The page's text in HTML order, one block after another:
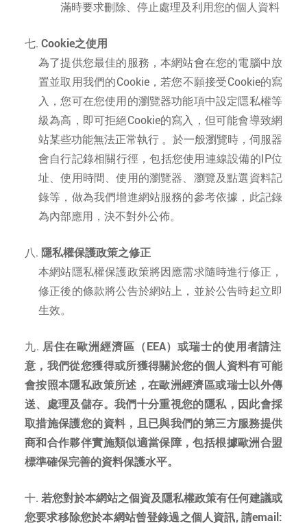
滿時要求刪除、停止處理及利用您的個人資料
Cookie之使用
為了提供您最佳的服務，本網站會在您的電腦中放
置並取用我們的Cookie，若您不願接受Cookie的寫
入，您可在您使用的瀏覽器功能項中設定隱私權等
級為高，即可拒絕Cookie的寫入，但可能會導致網
站某些功能無法正常執行 。於一般瀏覽時，伺服器
會自行記錄相關行徑，包括您使用連線設備的IP位
址、使用時間、使用的瀏覽器、瀏覽及點選資料記
錄等，做為我們增進網站服務的參考依據，此記錄
為內部應用，決不對外公佈。
隱私權保護政策之修正
本網站隱私權保護政策將因應需求隨時進行修正，
修正後的條款將公告於網站上，並於公告時起立即
生效。
居住在歐洲經濟區（EEA）或瑞士的使用者請注
意，我們從您獲得或所獲得關於您的個人資料有可能
會按照本隱私政策所述，在歐洲經濟區或瑞士以外傳
送、處理及儲存。我們十分重視您的隱私，因此會採
取措施保護您的資料，且已與我們的第三方服務提供
商和合作夥伴實施類似適當保障，包括根據歐洲合盟
標準確保完善的資料保護水平。
若您對於本網站之個資及隱私權政策有任何建議或
您要求移除您於本網站曾登錄過之個人資訊, 請email: